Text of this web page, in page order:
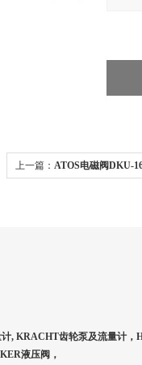
上一篇： ATOS电磁阀DKU-
计, KRACHT齿轮泵及流量计，
液压阀，